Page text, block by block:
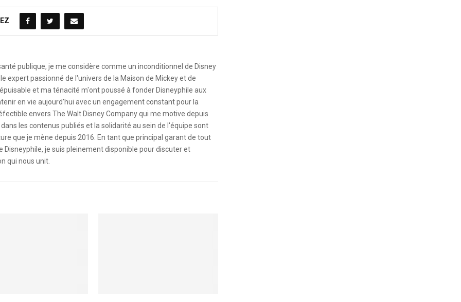
publique, je me considère comme un inconditionnel de Disney
expert passionné de l'univers de la Maison de Mickey et de
et ma ténacité m'ont poussé à fonder Disneyphile aux
en vie aujourd'hui avec un engagement constant pour la
envers The Walt Disney Company qui me motive depuis
les contenus publiés et la solidarité au sein de l'équipe sont
que je mène depuis 2016. En tant que principal garant de tout
Disneyphile, je suis pleinement disponible pour discuter et
qui nous unit.